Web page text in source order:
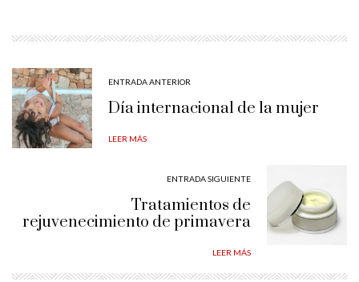
ENTRADA ANTERIOR
Día internacional de la mujer
LEER MÁS
ENTRADA SIGUIENTE
Tratamientos de
rejuvenecimiento de primavera
LEER MÁS